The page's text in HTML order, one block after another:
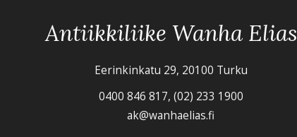
Antiikkiliike Wanha Elias
Eerinkinkatu 29, 20100 Turku
0400 846 817, (02) 233 1900
ak@wanhaelias.fi